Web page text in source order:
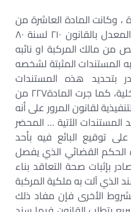
، وكانت المادة العاشرة من
قانون المرور رقم 66 لسنه ۷۳ المعدل بالقانون ۲۱۰ لسنة ۸۰
من مالك المركبة او نائبه
المستندات المثبتة لشخصه
بتحديد هذه المستندات
وشروط قبولها قرار من وزير الداخلية، كما جرت المادة۲۲۷ من
لقانون المرور على أنه
المستندات الآتية … المحضر
توقيع البائع فيه بأحد
الحكم القضائي الذي يفصل
بإثبات صحة التعاقد بناء
الذي آلت به ملكية المركبة
الأخرى فإن مفاد ذلك